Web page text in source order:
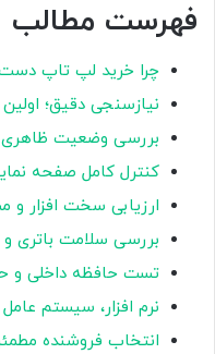
فهرست مطالب
چرا خرید لپ تاپ دست دوم در ۱۴۰۴
نیازسنجی دقیق؛
بررسی وضعیت ظاهری
کنترل کامل صفحه
ارزیابی سخت افزار
بررسی سلامت باتری و
تست حافظه داخلی و
نرم افزار، سیستم
انتخاب فروشنده